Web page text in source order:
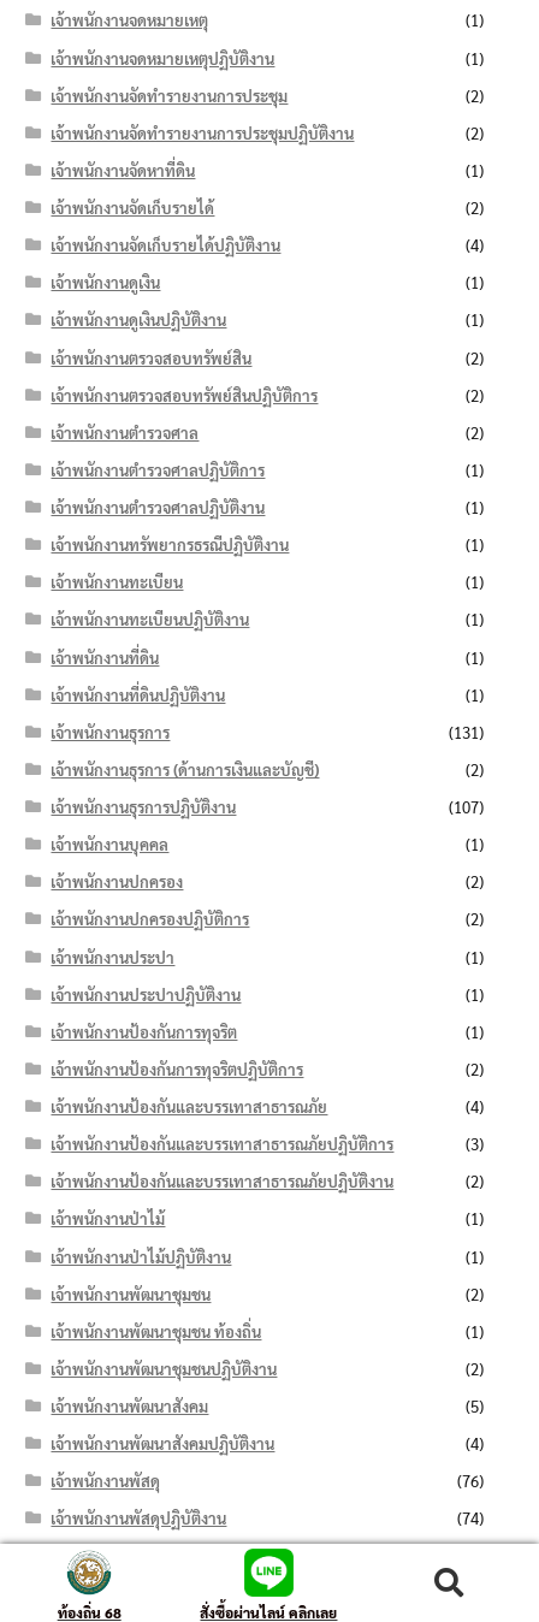
เจ้าพนักงานจดหมายเหตุ
(1)
เจ้าพนักงานจดหมายเหตุปฏิบัติงาน
(1)
เจ้าพนักงานจัดทำรายงานการประชุม
(2)
เจ้าพนักงานจัดทำรายงานการประชุมปฏิบัติงาน
(2)
เจ้าพนักงานจัดหาที่ดิน
(1)
เจ้าพนักงานจัดเก็บรายได้
(2)
เจ้าพนักงานจัดเก็บรายได้ปฏิบัติงาน
(4)
เจ้าพนักงานดูเงิน
(1)
เจ้าพนักงานดูเงินปฏิบัติงาน
(1)
เจ้าพนักงานตรวจสอบทรัพย์สิน
(2)
เจ้าพนักงานตรวจสอบทรัพย์สินปฏิบัติการ
(2)
เจ้าพนักงานตำรวจศาล
(2)
เจ้าพนักงานตำรวจศาลปฏิบัติการ
(1)
เจ้าพนักงานตำรวจศาลปฏิบัติงาน
(1)
เจ้าพนักงานทรัพยากรธรณีปฏิบัติงาน
(1)
เจ้าพนักงานทะเบียน
(1)
เจ้าพนักงานทะเบียนปฏิบัติงาน
(1)
เจ้าพนักงานที่ดิน
(1)
เจ้าพนักงานที่ดินปฏิบัติงาน
(1)
เจ้าพนักงานธุรการ
(131)
เจ้าพนักงานธุรการ (ด้านการเงินและบัญชี)
(2)
เจ้าพนักงานธุรการปฏิบัติงาน
(107)
เจ้าพนักงานบุคคล
(1)
เจ้าพนักงานปกครอง
(2)
เจ้าพนักงานปกครองปฏิบัติการ
(2)
เจ้าพนักงานประปา
(1)
เจ้าพนักงานประปาปฏิบัติงาน
(1)
เจ้าพนักงานป้องกันการทุจริต
(1)
เจ้าพนักงานป้องกันการทุจริตปฏิบัติการ
(2)
เจ้าพนักงานป้องกันและบรรเทาสาธารณภัย
(4)
เจ้าพนักงานป้องกันและบรรเทาสาธารณภัยปฏิบัติการ
(3)
เจ้าพนักงานป้องกันและบรรเทาสาธารณภัยปฏิบัติงาน
(2)
เจ้าพนักงานป่าไม้
(1)
เจ้าพนักงานป่าไม้ปฏิบัติงาน
(1)
เจ้าพนักงานพัฒนาชุมชน
(2)
เจ้าพนักงานพัฒนาชุมชน ท้องถิ่น
(1)
เจ้าพนักงานพัฒนาชุมชนปฏิบัติงาน
(2)
เจ้าพนักงานพัฒนาสังคม
(5)
เจ้าพนักงานพัฒนาสังคมปฏิบัติงาน
(4)
เจ้าพนักงานพัสดุ
(76)
เจ้าพนักงานพัสดุปฏิบัติงาน
(74)
เจ้าพนักงานราชทัณฑ์
เจ้าพนักงานราชทัณฑ์ปฏิบัติงาน
ท้องถิ่น 68 สั่งซื้อผ่านไลน์ คลิกเลย